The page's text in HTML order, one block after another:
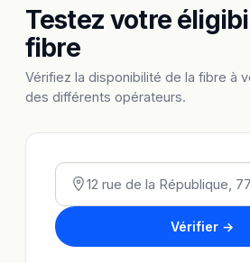
Testez votre
fibre
Vérifiez la disponibilité de la fibre à
des différents opérateurs.
Vérifier →